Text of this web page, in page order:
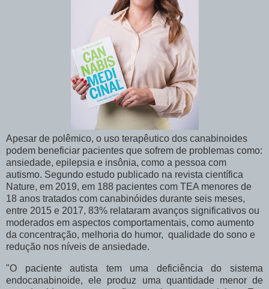
Apesar de polêmico, o uso terapêutico dos canabinoides
podem beneficiar pacientes que sofrem de problemas como:
ansiedade, epilepsia e insônia, como a pessoa com
autismo. Segundo estudo publicado na revista científica
Nature, em 2019, em 188 pacientes com TEA menores de
18 anos tratados com canabinóides durante seis meses,
entre 2015 e 2017, 83% relataram avanços significativos ou
moderados em aspectos comportamentais, como aumento
da concentração, melhoria do humor, qualidade do sono e
redução nos níveis de ansiedade.
"O paciente autista tem uma deficiência do sistema
endocanabinoide, ele produz uma quantidade menor de